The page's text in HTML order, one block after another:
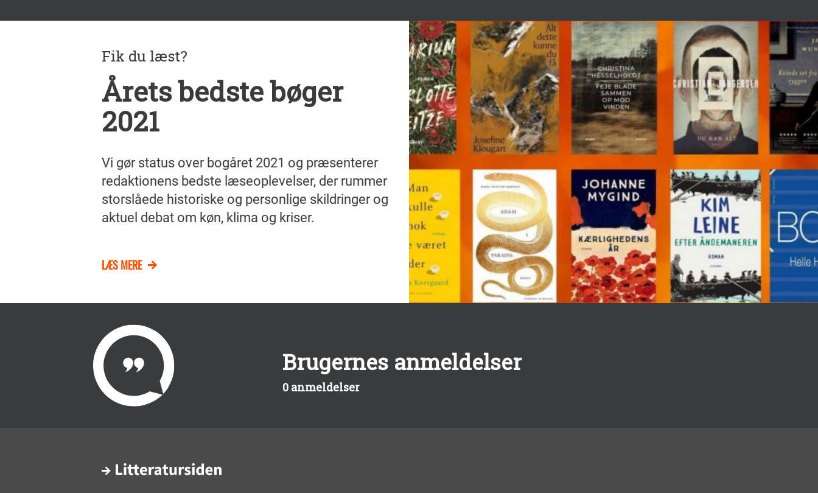
Fik du læst?
Årets bedste bøger
2021
Vi gør status over bogåret 2021 og præsenterer
redaktionens bedste læseoplevelser, der rummer
storslåede historiske og personlige skildringer og
aktuel debat om køn, klima og kriser.
LÆS MERE
Brugernes anmeldelser
0 anmeldelser